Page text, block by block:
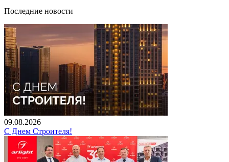
Последние новости
09.08.2026
С Днем Строителя!